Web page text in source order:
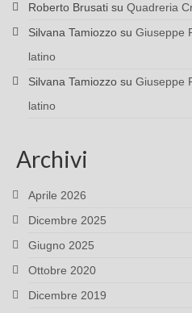
Roberto Brusati su Quadreria
Silvana Tamiozzo su Giuseppe
latino
Silvana Tamiozzo su Giuseppe
latino
Archivi
Aprile 2026
Dicembre 2025
Giugno 2025
Ottobre 2020
Dicembre 2019